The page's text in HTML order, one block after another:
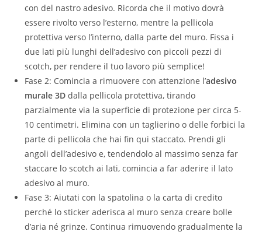
con del nastro adesivo. Ricorda che il motivo dovrà
essere rivolto verso l’esterno, mentre la pellicola
protettiva verso l’interno, dalla parte del muro. Fissa i
due lati più lunghi dell’adesivo con piccoli pezzi di
scotch, per rendere il tuo lavoro più semplice!
Fase 2: Comincia a rimuovere con attenzione l’adesivo
murale 3D dalla pellicola protettiva, tirando
parzialmente via la superficie di protezione per circa 5-
10 centimetri. Elimina con un taglierino o delle forbici la
parte di pellicola che hai fin qui staccato. Prendi gli
angoli dell’adesivo e, tendendolo al massimo senza far
staccare lo scotch ai lati, comincia a far aderire il lato
adesivo al muro.
Fase 3: Aiutati con la spatolina o la carta di credito
perché lo sticker aderisca al muro senza creare bolle
d’aria né grinze. Continua rimuovendo gradualmente la